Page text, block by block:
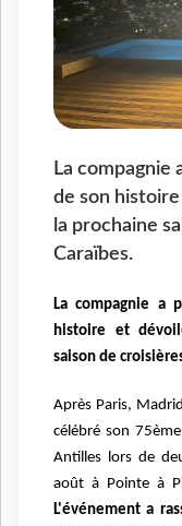
La compagnie
de son
la prochaine
Caraïbes.
La compagnie a
histoire et
saison de
Après Paris,
célébré son
Antilles lors de
août à Pointe à
L'événement a